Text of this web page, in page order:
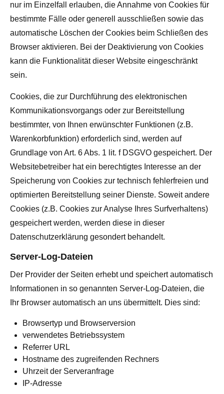
nur im Einzelfall erlauben, die Annahme von Cookies für
bestimmte Fälle oder generell ausschließen sowie das
automatische Löschen der Cookies beim Schließen des
Browser aktivieren. Bei der Deaktivierung von Cookies
kann die Funktionalität dieser Website eingeschränkt
sein.
Cookies, die zur Durchführung des elektronischen
Kommunikationsvorgangs oder zur Bereitstellung
bestimmter, von Ihnen erwünschter Funktionen (z.B.
Warenkorbfunktion) erforderlich sind, werden auf
Grundlage von Art. 6 Abs. 1 lit. f DSGVO gespeichert. Der
Websitebetreiber hat ein berechtigtes Interesse an der
Speicherung von Cookies zur technisch fehlerfreien und
optimierten Bereitstellung seiner Dienste. Soweit andere
Cookies (z.B. Cookies zur Analyse Ihres Surfverhaltens)
gespeichert werden, werden diese in dieser
Datenschutzerklärung gesondert behandelt.
Server-Log-Dateien
Der Provider der Seiten erhebt und speichert automatisch
Informationen in so genannten Server-Log-Dateien, die
Ihr Browser automatisch an uns übermittelt. Dies sind:
Browsertyp und Browserversion
verwendetes Betriebssystem
Referrer URL
Hostname des zugreifenden Rechners
Uhrzeit der Serveranfrage
IP-Adresse